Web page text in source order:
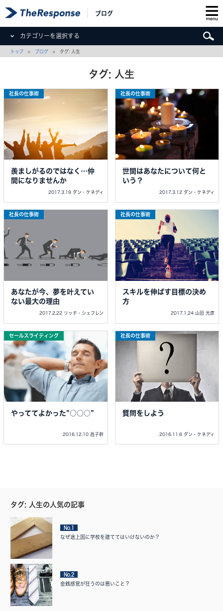
ブログ
カテゴリーを選択する
トップ > ブログ > タグ: 人生
タグ: 人生
社長の仕事術
羨ましがるのではなく…仲
間になりませんか
2017.3.19 ダン・ケネディ
社長の仕事術
世間はあなたについて何と
いう？
2017.3.12 ダン・ケネディ
社長の仕事術
あなたが今、夢を叶えてい
ない最大の理由
2017.2.22 リッチ・シェフレン
社長の仕事術
スキルを伸ばす目標の決め
方
2017.1.24 山田 光彦
セールスライティング
やっててよかった”○○○”
2016.12.10 昌子幹
社長の仕事術
質問をしよう
2016.11.6 ダン・ケネディ
タグ: 人生の人気の記事
No.1
なぜ途上国に学校を建ててはいけないのか？
No.2
金銭感覚が狂うのは悪いこと？